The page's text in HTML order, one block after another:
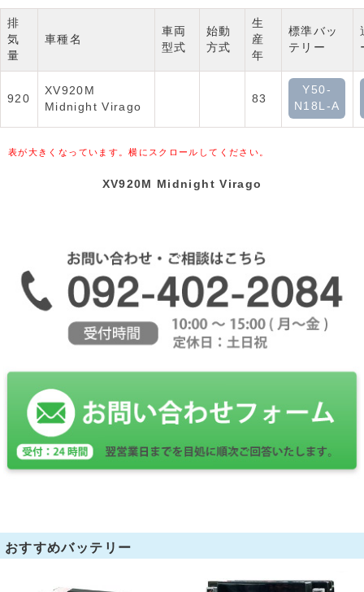
排
気
量
車種名
車両
型式
始動
方式
生
産
年
標準バッ
テリー
920
XV920M
Midnight Virago
83
Y50-
N18L-A
表が大きくなっています。横にスクロールしてください。
XV920M Midnight Virago
おすすめバッテリー